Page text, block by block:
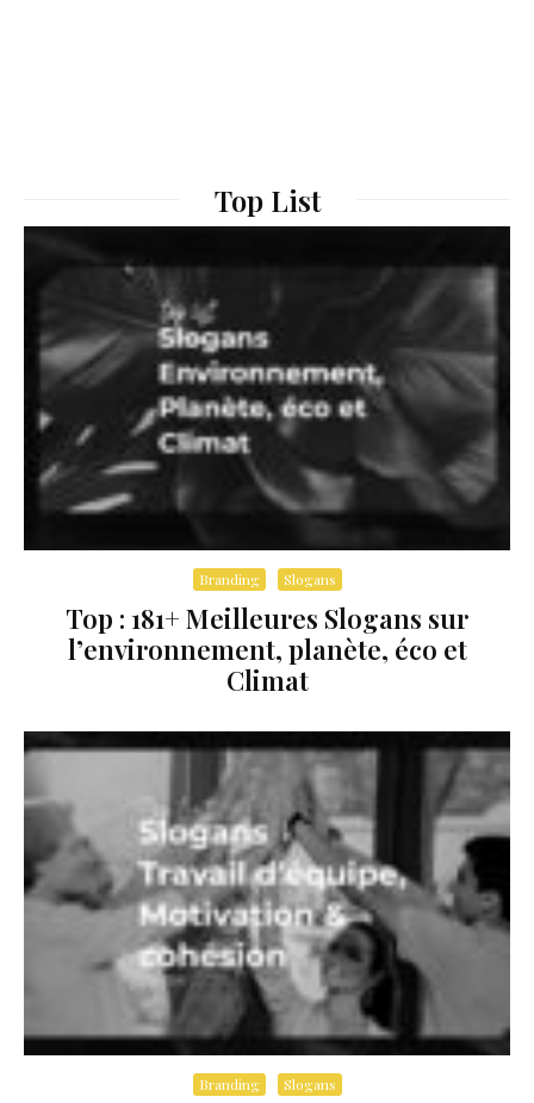
Top List
Branding Slogans
Top : 181+ Meilleures Slogans sur
l’environnement, planète, éco et
Climat
Branding Slogans